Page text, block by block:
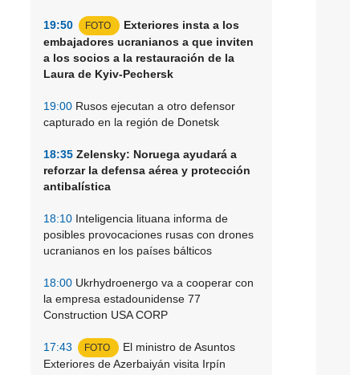
19:50 FOTO
Exteriores insta a los
embajadores ucranianos a que inviten
a los socios a la restauración de la
Laura de Kyiv-Pechersk
19:00 Rusos ejecutan a otro defensor
capturado en la región de Donetsk
18:35 Zelensky: Noruega ayudará a
reforzar la defensa aérea y protección
antibalística
18:10 Inteligencia lituana informa de
posibles provocaciones rusas con drones
ucranianos en los países bálticos
18:00 Ukrhydroenergo va a cooperar con
la empresa estadounidense 77
Construction USA CORP
17:43 FOTO
El ministro de Asuntos
Exteriores de Azerbaiyán visita Irpín